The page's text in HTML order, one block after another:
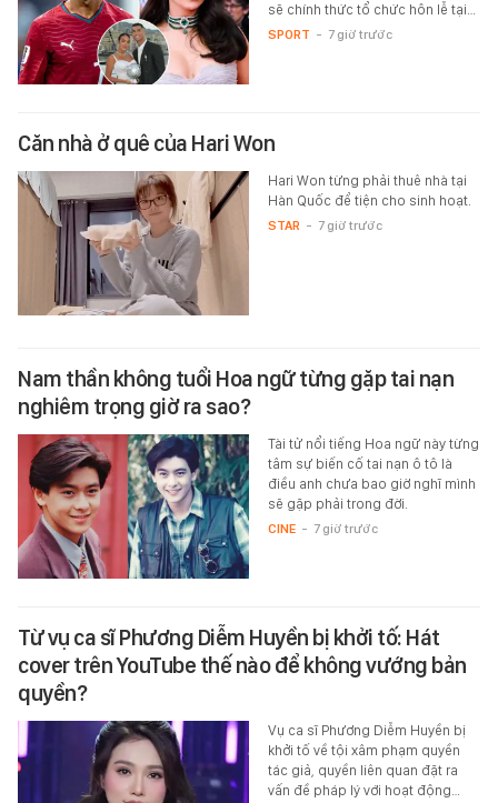
sẽ chính thức tổ chức hôn lễ tại…
SPORT - 7 giờ trước
Căn nhà ở quê của Hari Won
Hari Won từng phải thuê nhà tại
Hàn Quốc để tiện cho sinh hoạt.
STAR - 7 giờ trước
Nam thần không tuổi Hoa ngữ từng gặp tai nạn
nghiêm trọng giờ ra sao?
Tài tử nổi tiếng Hoa ngữ này từng
tâm sự biến cố tai nạn ô tô là
điều anh chưa bao giờ nghĩ mình
sẽ gặp phải trong đời.
CINE - 7 giờ trước
Từ vụ ca sĩ Phương Diễm Huyền bị khởi tố: Hát
cover trên YouTube thế nào để không vướng bản
quyền?
Vụ ca sĩ Phương Diễm Huyền bị
khởi tố về tội xâm phạm quyền
tác giả, quyền liên quan đặt ra
vấn đề pháp lý với hoạt động…